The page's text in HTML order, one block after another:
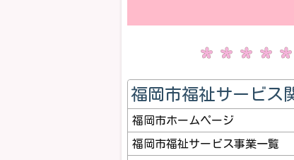
福岡市福祉サービス
福岡市ホームページ
福岡市福祉サービス事業一覧